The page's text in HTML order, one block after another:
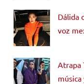
Dálida
voz
Atrapa